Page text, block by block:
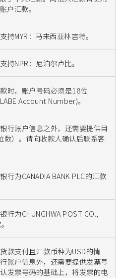
户汇款。
持MYR：马来西亚林吉特。
持NPR：尼泊尔卢比。
时，账户号码必须是18位
Account Number)。
行账户信息之外，还需要提供目
数）。请向收款人确认后联系客
行为CANADIA BANK PLC的汇款
行为CHUNGHWA POST CO.,
款支付且汇款币种为USD的情
账户信息外，还需要提供发票号
发票号码的基础上，将发票的电